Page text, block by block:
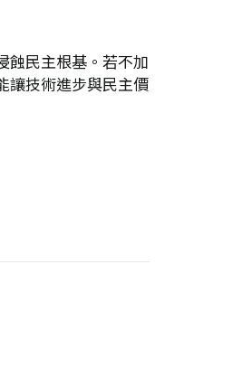
蝕民主根基。若不加
讓技術進步與民主價